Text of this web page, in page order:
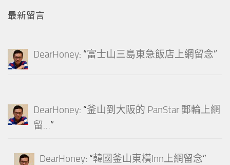
最新留言
DearHoney: “富士山三島東急飯店上網留念”
DearHoney: “釜山到大阪的 PanStar 郵輪上網
留…”
DearHoney: “韓國釜山東橫Inn上網留念”